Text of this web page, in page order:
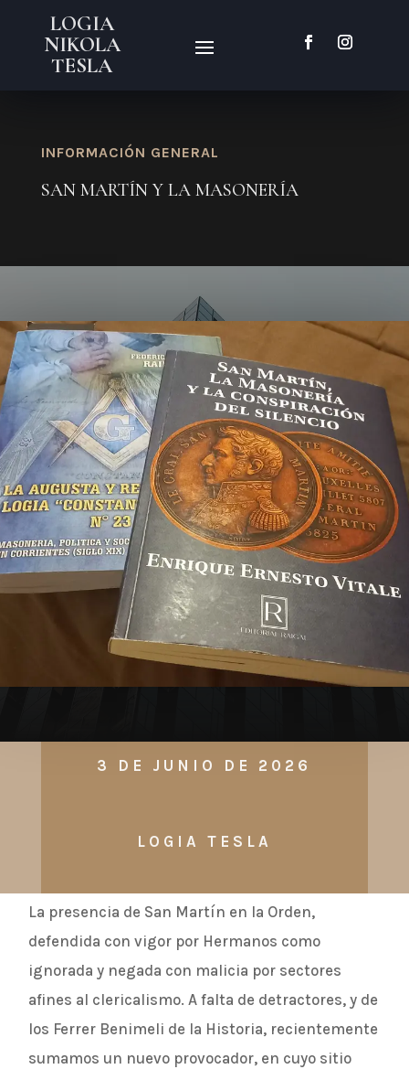
LOGIA
NIKOLA
TESLA
INFORMACIÓN GENERAL
SAN MARTÍN Y LA MASONERÍA
3 DE JUNIO DE 2026
LOGIA TESLA
La presencia de San Martín en la Orden,
defendida con vigor por Hermanos como
ignorada y negada con malicia por sectores
afines al clericalismo. A falta de detractores, y de
los Ferrer Benimeli de la Historia, recientemente
sumamos un nuevo provocador, en cuyo sitio